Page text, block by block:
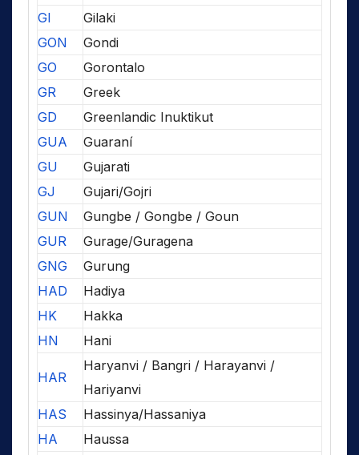
GI
Gilaki
GON
Gondi
GO
Gorontalo
GR
Greek
GD
Greenlandic Inuktikut
GUA
Guaraní
GU
Gujarati
GJ
Gujari/Gojri
GUN
Gungbe / Gongbe / Goun
GUR
Gurage/Guragena
GNG
Gurung
HAD
Hadiya
HK
Hakka
HN
Hani
HAR
Haryanvi / Bangri / Harayanvi /
Hariyanvi
HAS
Hassinya/Hassaniya
HA
Haussa